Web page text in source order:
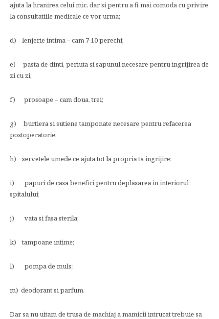
ajuta la hranirea celui mic, dar si pentru a fi mai comoda cu privire
la consultatiile medicale ce vor urma;
d) lenjerie intima – cam 7-10 perechi;
e) pasta de dinti, periuta si sapunul necesare pentru ingrijirea de
zi cu zi;
f) prosoape – cam doua, trei;
g) burtiera si sutiene tamponate necesare pentru refacerea
postoperatorie;
h) servetele umede ce ajuta tot la propria ta ingrijire;
i) papuci de casa benefici pentru deplasarea in interiorul
spitalului;
j) vata si fasa sterila;
k) tampoane intime;
l) pompa de muls;
m) deodorant si parfum.
Dar sa nu uitam de trusa de machiaj a mamicii intrucat trebuie sa